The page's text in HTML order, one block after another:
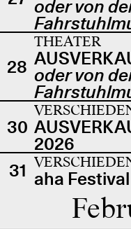
oder von
28
THEATER
oder von
30
2026
31 aha